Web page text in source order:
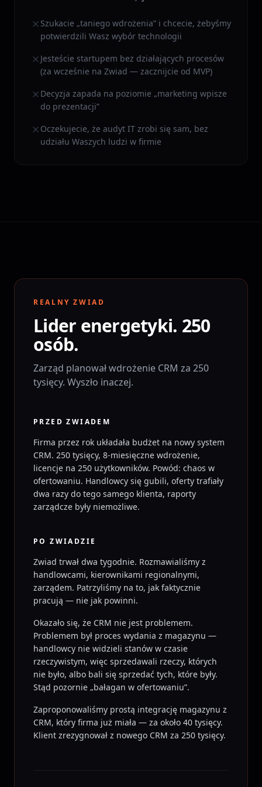
Szukacie „taniego wdrożenia” i chcecie, żebyśmy
potwierdzili Wasz wybór technologii
Jesteście startupem bez działających procesów
(za wcześnie na Zwiad — zacznijcie od MVP)
Decyzja zapada na poziomie „marketing wpisze
do prezentacji”
Oczekujecie, że audyt IT zrobi się sam, bez
udziału Waszych ludzi w firmie
REALNY ZWIAD
Lider energetyki. 250
osób.
Zarząd planował wdrożenie CRM za 250
tysięcy. Wyszło inaczej.
PRZED ZWIADEM
Firma przez rok układała budżet na nowy system
CRM. 250 tysięcy, 8-miesięczne wdrożenie,
licencje na 250 użytkowników. Powód: chaos w
ofertowaniu. Handlowcy się gubili, oferty trafiały
dwa razy do tego samego klienta, raporty
zarządcze były niemożliwe.
PO ZWIADZIE
Zwiad trwał dwa tygodnie. Rozmawialiśmy z
handlowcami, kierownikami regionalnymi,
zarządem. Patrzyliśmy na to, jak faktycznie
pracują — nie jak powinni.
Okazało się, że CRM nie jest problemem.
Problemem był proces wydania z magazynu —
handlowcy nie widzieli stanów w czasie
rzeczywistym, więc sprzedawali rzeczy, których
nie było, albo bali się sprzedać tych, które były.
Stąd pozornie „bałagan w ofertowaniu”.
Zaproponowaliśmy prostą integrację magazynu z
CRM, który firma już miała — za około 40 tysięcy.
Klient zrezygnował z nowego CRM za 250 tysięcy.